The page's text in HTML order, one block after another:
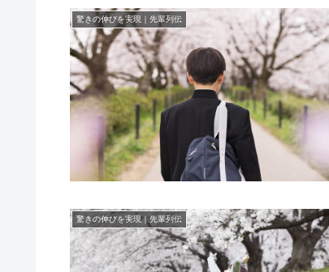
驚きの伸びを実現｜先輩列伝
驚きの伸びを実現｜先輩列伝